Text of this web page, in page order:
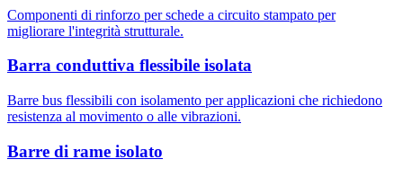
Componenti di rinforzo per schede a circuito stampato per
migliorare l'integrità strutturale.
Barra conduttiva flessibile isolata
Barre bus flessibili con isolamento per applicazioni che richiedono
resistenza al movimento o alle vibrazioni.
Barre di rame isolato